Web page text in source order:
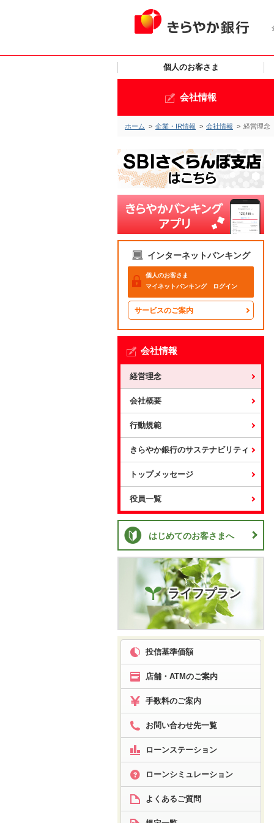
個人のお客さま
会社情報
ホーム > 企業・IR情報 > 会社情報 > 経営理念
インターネットバンキング
個人のお客さま
マイネットバンキング ログイン
サービスのご案内
会社情報
経営理念
会社概要
行動規範
きらやか銀行のサステナビリティ
トップメッセージ
役員一覧
はじめてのお客さまへ
ライフプラン
投信基準価額
店舗・ATMのご案内
手数料のご案内
お問い合わせ先一覧
ローンステーション
ローンシミュレーション
よくあるご質問